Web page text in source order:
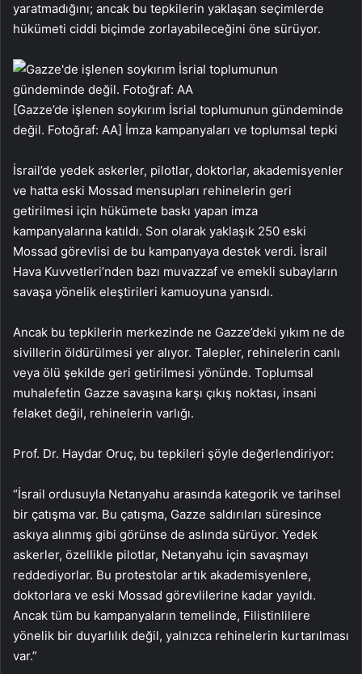
yaratmadığını; ancak bu tepkilerin yaklaşan seçimlerde
hükümeti ciddi biçimde zorlayabileceğini öne sürüyor.
[Gazze’de işlenen soykırım İsrial toplumunun gündeminde
değil. Fotoğraf: AA] İmza kampanyaları ve toplumsal tepki
İsrail’de yedek askerler, pilotlar, doktorlar, akademisyenler
ve hatta eski Mossad mensupları rehinelerin geri
getirilmesi için hükümete baskı yapan imza
kampanyalarına katıldı. Son olarak yaklaşık 250 eski
Mossad görevlisi de bu kampanyaya destek verdi. İsrail
Hava Kuvvetleri’nden bazı muvazzaf ve emekli subayların
savaşa yönelik eleştirileri kamuoyuna yansıdı.
Ancak bu tepkilerin merkezinde ne Gazze’deki yıkım ne de
sivillerin öldürülmesi yer alıyor. Talepler, rehinelerin canlı
veya ölü şekilde geri getirilmesi yönünde. Toplumsal
muhalefetin Gazze savaşına karşı çıkış noktası, insani
felaket değil, rehinelerin varlığı.
Prof. Dr. Haydar Oruç, bu tepkileri şöyle değerlendiriyor:
“İsrail ordusuyla Netanyahu arasında kategorik ve tarihsel
bir çatışma var. Bu çatışma, Gazze saldırıları süresince
askıya alınmış gibi görünse de aslında sürüyor. Yedek
askerler, özellikle pilotlar, Netanyahu için savaşmayı
reddediyorlar. Bu protestolar artık akademisyenlere,
doktorlara ve eski Mossad görevlilerine kadar yayıldı.
Ancak tüm bu kampanyaların temelinde, Filistinlilere
yönelik bir duyarlılık değil, yalnızca rehinelerin kurtarılması
var.”